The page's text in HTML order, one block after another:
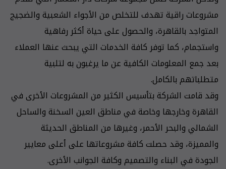
مشروعات راقية تهدف للتخلص من الأجواء الشعبية والضجيج
المتواجد بالقاهرة، والحصول على حياة أكثر رفاهية
واستجمام، كما توفر كافة الخدمات التي يبحث عنها العملاء
بعد جمع المعلومات الكافية عن ما يرغبون به لتلبية
متطلباتهم بالكامل.
وقد قامت الشركة بتأسيس الكثير من المشروعات الأخرى في
القاهرة وخارجها وخاصة في مناطق العين السخنة والساحل
الشمالي والبحر الأحمر، وغيرها من المناطق الحديثة
والمميزة، وقد حصلت كافة مشروعاتها على أعلى معايير
الجودة في البناء والتصميم وكافة الجوانب الأخرى.